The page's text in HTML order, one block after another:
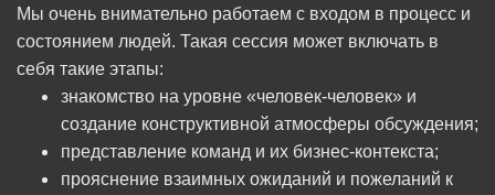
Мы очень внимательно работаем с входом в процесс и
состоянием людей. Такая сессия может включать в
себя такие этапы:
знакомство на уровне «человек-человек» и
создание конструктивной атмосферы обсуждения;
представление команд и их бизнес-контекста;
прояснение взаимных ожиданий и пожеланий к